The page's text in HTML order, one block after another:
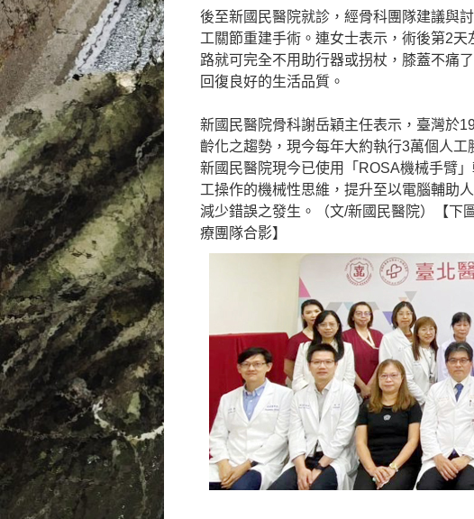
後至新國民醫院就診，經骨科團隊建議與
工關節重建手術。連女士表示，術後第2
路就可完全不用助行器或拐杖，膝蓋不痛
回復良好的生活品質。
新國民醫院骨科謝岳穎主任表示，臺灣於
齡化之趨勢，現今每年大約執行3萬個人工
新國民醫院現今已使用「ROSA機械手臂
工操作的機械性思維，提升至以電腦輔助
減少錯誤之發生。（文/新國民醫院）【下
療團隊合影】